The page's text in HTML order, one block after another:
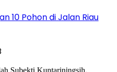
10 Pohon di Jalan Riau